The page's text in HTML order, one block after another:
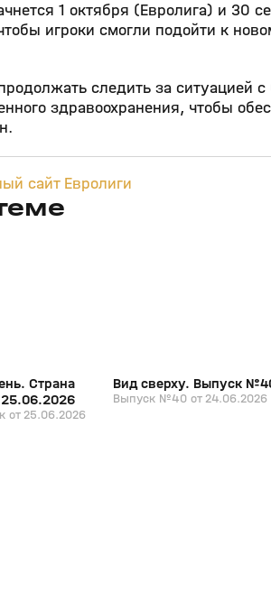
1 октября (Евролига) и 30
игроки смогли подойти к
следить за ситуацией с
здравоохранения, чтобы
сайт Евролиги
Страна
25.06.2026
от 25.06.2026
Вид сверху. Выпуск
Выпуск №40 от 24.06.2026